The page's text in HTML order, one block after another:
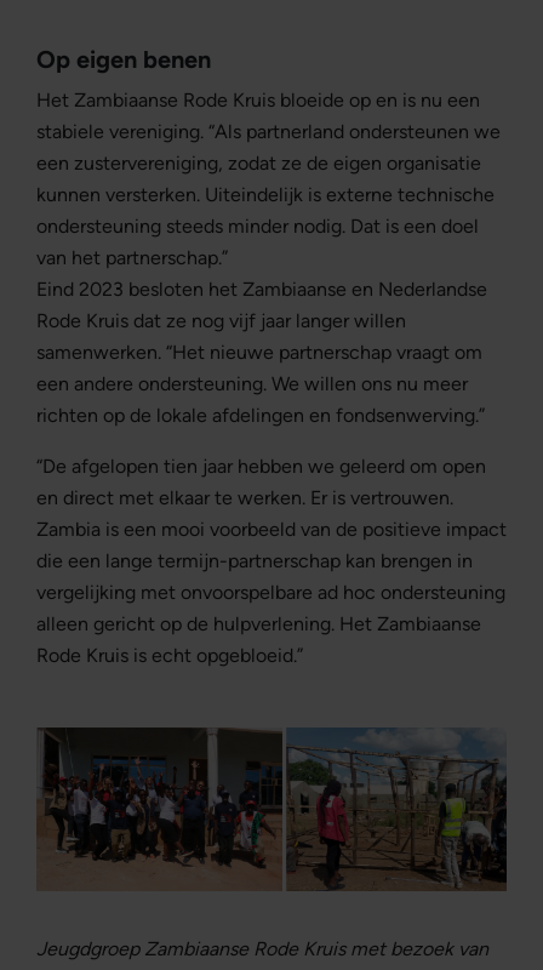
Op eigen benen
Het Zambiaanse Rode Kruis bloeide op en is nu een
stabiele vereniging. “Als partnerland ondersteunen we
een zustervereniging, zodat ze de eigen organisatie
kunnen versterken. Uiteindelijk is externe technische
ondersteuning steeds minder nodig. Dat is een doel
van het partnerschap.”
Eind 2023 besloten het Zambiaanse en Nederlandse
Rode Kruis dat ze nog vijf jaar langer willen
samenwerken. “Het nieuwe partnerschap vraagt om
een andere ondersteuning. We willen ons nu meer
richten op de lokale afdelingen en fondsenwerving.”
“De afgelopen tien jaar hebben we geleerd om open
en direct met elkaar te werken. Er is vertrouwen.
Zambia is een mooi voorbeeld van de positieve impact
die een lange termijn-partnerschap kan brengen in
vergelijking met onvoorspelbare ad hoc ondersteuning
alleen gericht op de hulpverlening. Het Zambiaanse
Rode Kruis is echt opgebloeid.”
Jeugdgroep Zambiaanse Rode Kruis met bezoek van